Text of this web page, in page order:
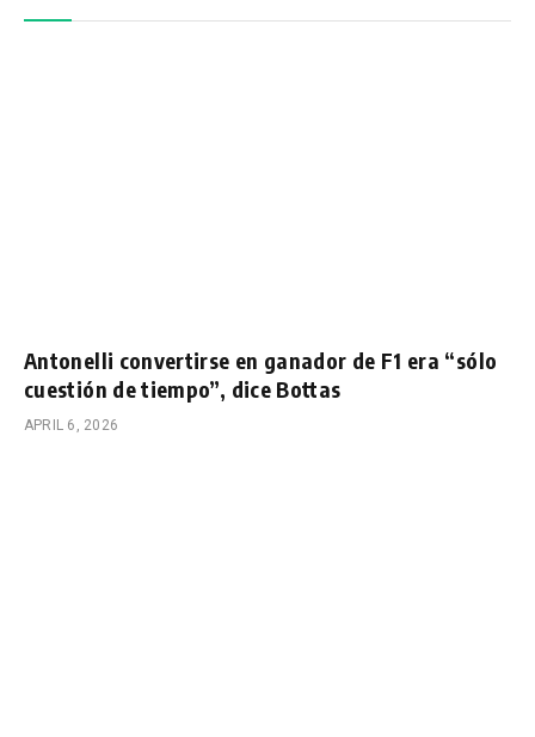
Antonelli convertirse en ganador de F1 era “sólo
cuestión de tiempo”, dice Bottas
APRIL 6, 2026